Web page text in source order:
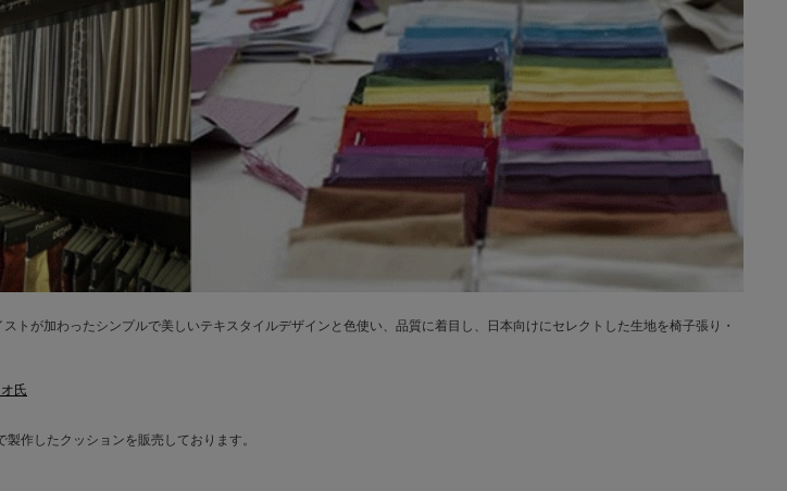
トが加わったシンプルで美しいテキスタイルデザインと色使い、品質に着目し、日本向けにセレクトした生地を椅子張り・
氏
作したクッションを販売しております。